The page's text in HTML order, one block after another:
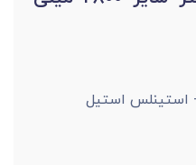
- استینلس استیل